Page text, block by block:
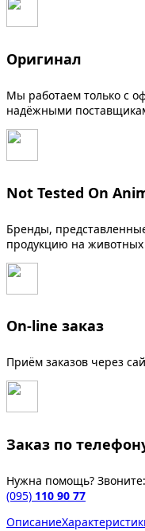
Оригинал
Мы работаем только с
надёжными
Not Tested On
Бренды,
продукцию на животных
On-line заказ
Приём заказов через
Заказ по
Нужна помощь? Звоните:
(095) 110 90 77
Описание